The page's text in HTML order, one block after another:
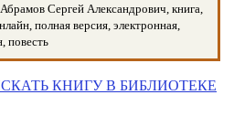
Сергей Александрович, книга,
полная версия, электронная,
повесть
КНИГУ В БИБЛИОТЕКЕ